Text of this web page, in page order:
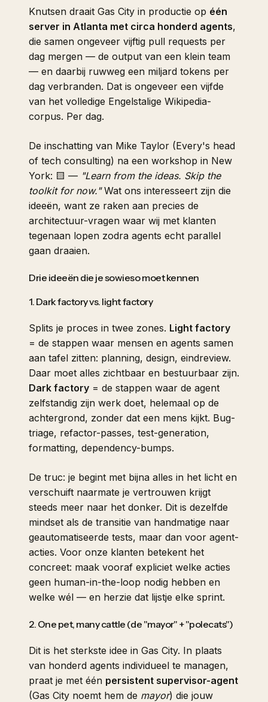
Knutsen draait Gas City in productie op één
server in Atlanta met circa honderd agents,
die samen ongeveer vijftig pull requests per
dag mergen — de output van een klein team
— en daarbij ruwweg een miljard tokens per
dag verbranden. Dat is ongeveer een vijfde
van het volledige Engelstalige Wikipedia-
corpus. Per dag.
De inschatting van Mike Taylor (Every's head
of tech consulting) na een workshop in New
York: 🟨 — "Learn from the ideas. Skip the
toolkit for now."Wat ons interesseert zijn die
ideeën, want ze raken aan precies de
architectuur-vragen waar wij met klanten
tegenaan lopen zodra agents echt parallel
gaan draaien.
Drie ideeën die je sowieso moet kennen
1. Dark factory vs. light factory
Splits je proces in twee zones. Light factory
= de stappen waar mensen en agents samen
aan tafel zitten: planning, design, eindreview.
Daar moet alles zichtbaar en bestuurbaar zijn.
Dark factory = de stappen waar de agent
zelfstandig zijn werk doet, helemaal op de
achtergrond, zonder dat een mens kijkt. Bug-
triage, refactor-passes, test-generation,
formatting, dependency-bumps.
De truc: je begint met bijna alles in het licht en
verschuift naarmate je vertrouwen krijgt
steeds meer naar het donker. Dit is dezelfde
mindset als de transitie van handmatige naar
geautomatiseerde tests, maar dan voor agent-
acties. Voor onze klanten betekent het
concreet: maak vooraf expliciet welke acties
geen human-in-the-loop nodig hebben en
welke wél — en herzie dat lijstje elke sprint.
2. One pet, many cattle (de "mayor" + "polecats")
Dit is het sterkste idee in Gas City. In plaats
van honderd agents individueel te managen,
praat je met één persistent supervisor-agent
(Gas City noemt hem de mayor) die jouw